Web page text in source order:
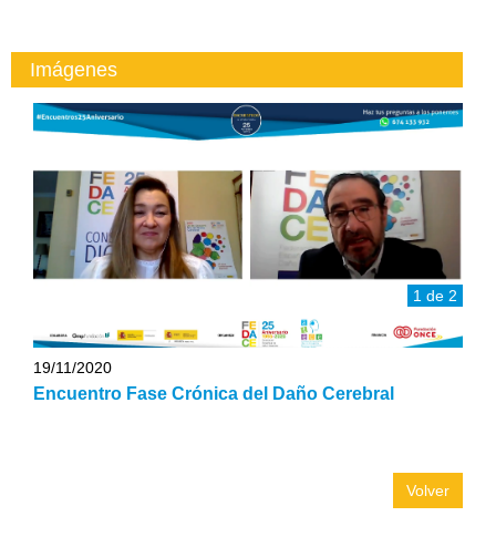
Imágenes
1 de 2
19/11/2020
Encuentro Fase Crónica del Daño Cerebral
Volver